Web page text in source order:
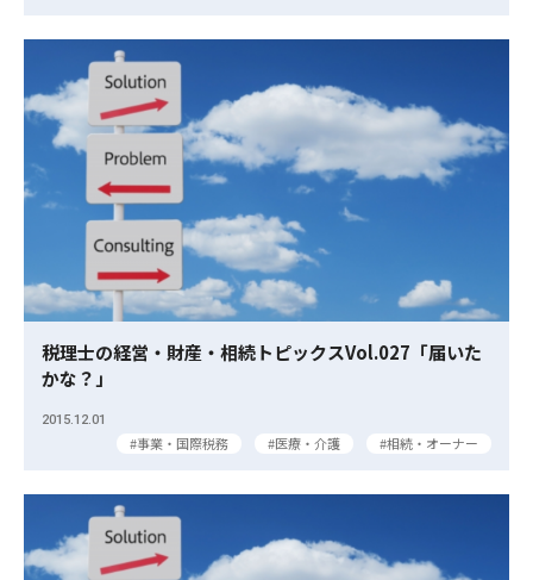
税理士の経営・財産・相続トピックスVol.027「届いた
かな？」
2015.12.01
事業・国際税務 医療・介護 相続・オーナー